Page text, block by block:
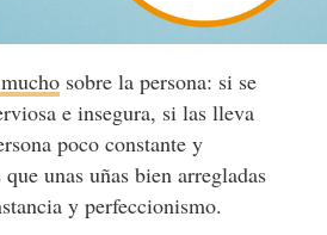
sobre la persona: si se
e insegura, si las lleva
poco constante y
unas uñas bien arregladas
y perfeccionismo.